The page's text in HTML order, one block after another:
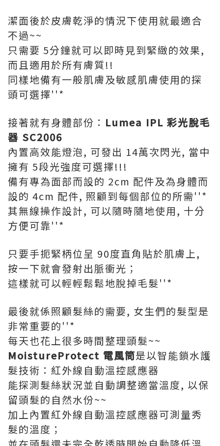
潔面後於皮膚乾淨的情況下使用就最適合
不過~~
只需要 5分鐘就可以即時見到緊緻的效果,
而且適用於所有膚質!!
同樣地備有一般肌膚及敏感肌膚使用的探
頭可選擇''*
接著就有身體部份： Lumea IPL 彩光脫毛
器 SC2006
內置高效能燈泡, 可發出 14萬次閃光, 當中
擁有 5段光強度可選擇!!!
備有專為面部而設的 2cm 配件及為身體而
設的 4cm 配件, 照顧到每個部位的所需''*
其無線操作設計, 可以隨時隨地使用, 十分
方便可靠''*
只要手扼緊柄位呈 90度直角貼於肌膚上,
按一下就會發射出脈衝光；
這樣就可以輕輕鬆鬆地脫掉毛髮''*
最後就係照顧髮絲的需要, 女生們的髮型是
非常重要的''*
每天也花上很多時間整理頭髮~~
MoistureProtect 電風筒是以智能鎖水護
髮技術：紅外線自動溫控感應器
能探測髮絲狀況並自動調整適當溫度, 以保
留頭髮的自然水份~~
加上內置紅外線自動溫控感應器可測量秀
髮的溫度；